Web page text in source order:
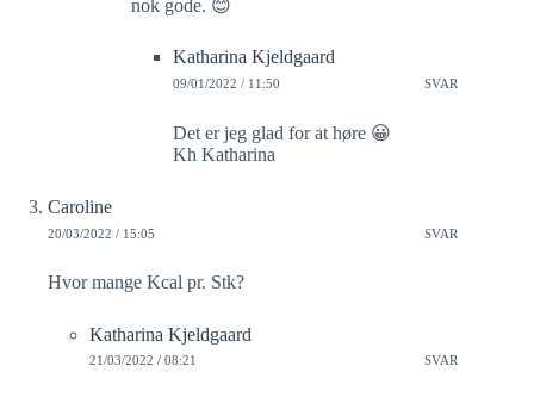
nok gode. 😊
Katharina Kjeldgaard
09/01/2022 / 11:50 SVAR
Det er jeg glad for at høre 😀
Kh Katharina
Caroline
20/03/2022 / 15:05 SVAR
Hvor mange Kcal pr. Stk?
Katharina Kjeldgaard
21/03/2022 / 08:21 SVAR